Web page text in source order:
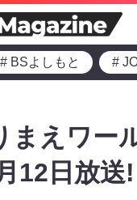
# BSよしもと #
まえワー
12日放送!